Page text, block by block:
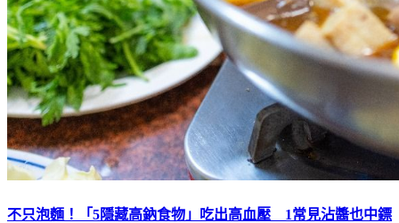
不只泡麵！「5隱藏高鈉食物」吃出高血壓 1常見沾醬也中鏢